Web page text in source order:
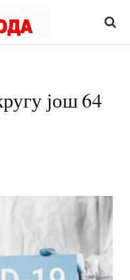
још 64